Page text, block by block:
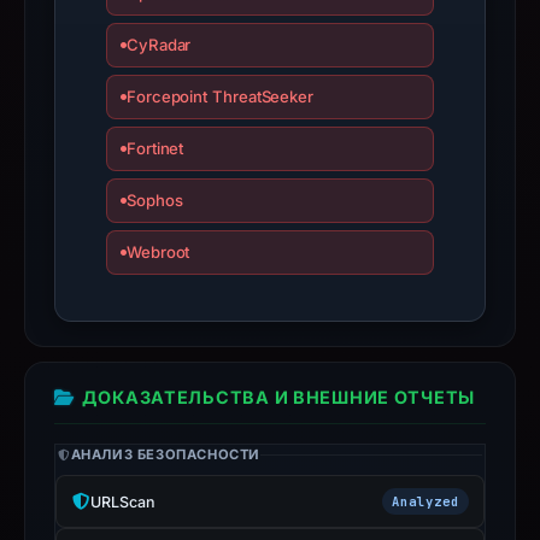
9,
apparent
target
BNB
Chain.
details
changed
since
report
CyRadar
Forcepoint ThreatSeeker
Fortinet
Sophos
Webroot
ДОКАЗАТЕЛЬСТВА И ВНЕШНИЕ ОТЧЕТЫ
АНАЛИЗ БЕЗОПАСНОСТИ
URLScan Analyzed